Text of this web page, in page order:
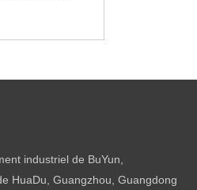
industriel de BuYun,
HuaDu, Guangzhou, Guangdong